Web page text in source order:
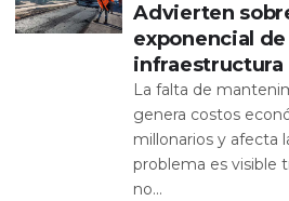
Advierten
exponencial de
infraestructura
La falta de
genera costos
millonarios y afecta
problema es visible
no...